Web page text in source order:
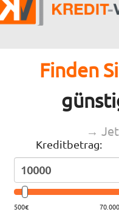
Finden
→
Kreditbetrag:
500€